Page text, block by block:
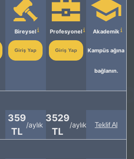
Bireysel
Giriş Yap
Profesyonel
Giriş Yap
Akademik
Kampüs ağına
bağlanın.
359
TL
/aylık
3529
TL
/aylık Teklif Al